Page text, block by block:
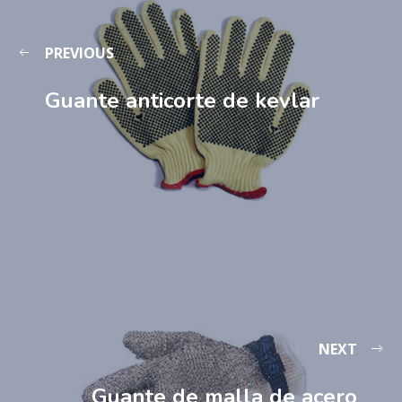
PREVIOUS
Guante anticorte de kevlar
NEXT